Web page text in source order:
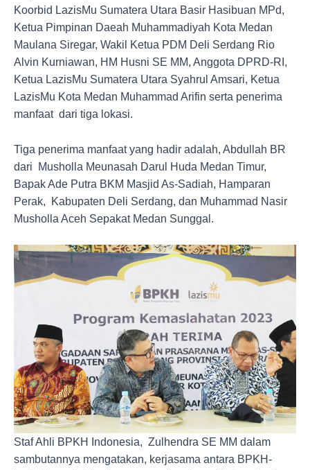
Koorbid LazisMu Sumatera Utara Basir Hasibuan MPd,
Ketua Pimpinan Daeah Muhammadiyah Kota Medan
Maulana Siregar, Wakil Ketua PDM Deli Serdang Rio
Alvin Kurniawan, HM Husni SE MM, Anggota DPRD-RI,
Ketua LazisMu Sumatera Utara Syahrul Amsari, Ketua
LazisMu Kota Medan Muhammad Arifin serta penerima
manfaat dari tiga lokasi.
Tiga penerima manfaat yang hadir adalah, Abdullah BR
dari Musholla Meunasah Darul Huda Medan Timur,
Bapak Ade Putra BKM Masjid As-Sadiah, Hamparan
Perak, Kabupaten Deli Serdang, dan Muhammad Nasir
Musholla Aceh Sepakat Medan Sunggal.
Staf Ahli BPKH Indonesia, Zulhendra SE MM dalam
sambutannya mengatakan, kerjasama antara BPKH-